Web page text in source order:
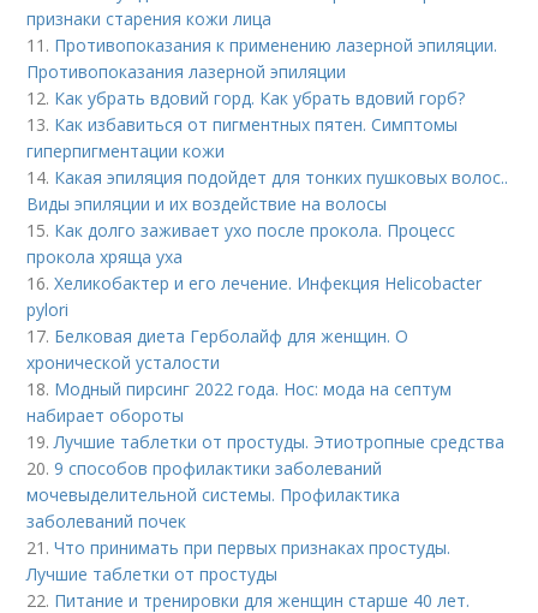
признаки старения кожи лица
11. Противопоказания к применению лазерной эпиляции.
Противопоказания лазерной эпиляции
12. Как убрать вдовий горд. Как убрать вдовий горб?
13. Как избавиться от пигментных пятен. Симптомы
гиперпигментации кожи
14. Какая эпиляция подойдет для тонких пушковых волос..
Виды эпиляции и их воздействие на волосы
15. Как долго заживает ухо после прокола. Процесс
прокола хряща уха
16.Хеликобактер и его лечение. Инфекция Helicobacter
pylori
17. Белковая диета Герболайф для женщин. О
хронической усталости
18. Модный пирсинг 2022 года. Нос: мода на септум
набирает обороты
19. Лучшие таблетки от простуды. Этиотропные средства
20.9 способов профилактики заболеваний
мочевыделительной системы. Профилактика
заболеваний почек
21.Что принимать при первых признаках простуды.
Лучшие таблетки от простуды
22. Питание и тренировки для женщин старше 40 лет.